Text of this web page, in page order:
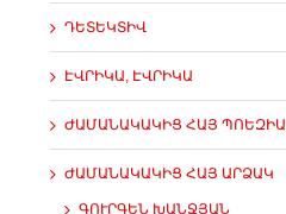
ԴԵՏԵԿՏԻՎ
ԷՎՐԻԿԱ, ԷՎՐԻԿԱ
ԺԱՄԱՆԱԿԱԿԻՑ ՀԱՅ ՊՈԵԶԻԱ
ԺԱՄԱՆԱԿԱԿԻՑ ՀԱՅ ԱՐՁԱԿ
ԳՈՒՐԳԵՆ ԽԱՆՋՅԱՆ